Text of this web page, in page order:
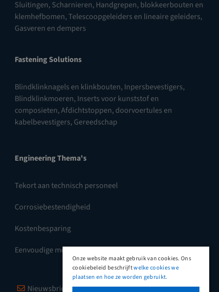
Sluitingen, Scharnieren, Handgrepen, blokkeerbouten en
klemhefbomen,Telescoopgeleiders en lineaire geleiders,
Gasveren en dempers
Fastening Solutions
Blindklinknagels en klinkbouten, Inpersbevestigers,
Blindklinkmoeren, Inserts voor kunststof en
composieten,Afdichtstoppen, doorvoertules en
kabelbevestigers, Gereedschap
Engineering Thema's
Tekort aan technisch personeel
Corrosiebestendigheid
Kostenbesparing
Eenvoudige montage
Nieuwsbrief Vimeo LinkedIn
Onze website maakt gebruik van cookies. Ons
cookiebeleid beschrijftwelke cookies we
plaatsen en hoe ze worden gebruikt.